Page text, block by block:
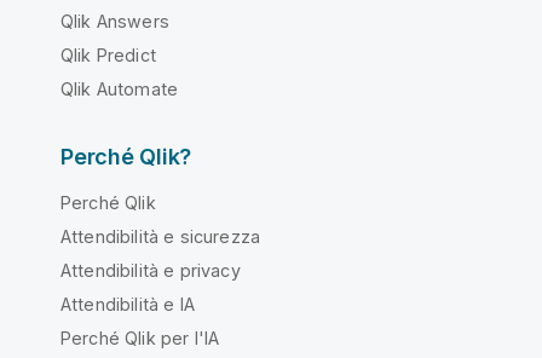
Qlik Answers
Qlik Predict
Qlik Automate
Perché Qlik?
Perché Qlik
Attendibilità e sicurezza
Attendibilità e privacy
Attendibilità e IA
Perché Qlik per l'IA